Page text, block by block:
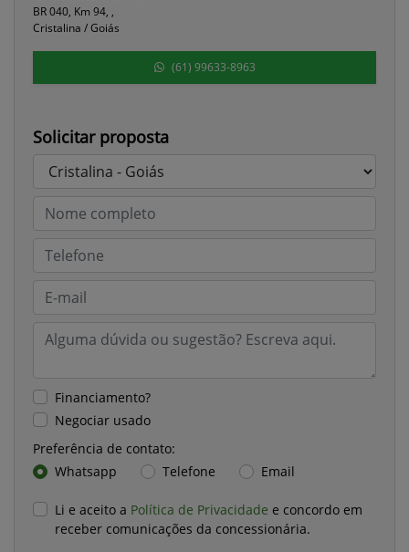
BR 040, Km 94, ,
Cristalina / Goiás
(61) 99633-8963
Solicitar proposta
Financiamento?
Negociar usado
Preferência de contato:
Whatsapp
Telefone Email
Li e aceito a Política de Privacidade e concordo em
receber comunicações da concessionária.